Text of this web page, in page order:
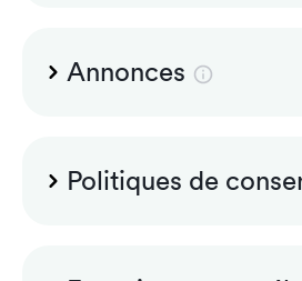
Audit logging
Annonces
Politiques de